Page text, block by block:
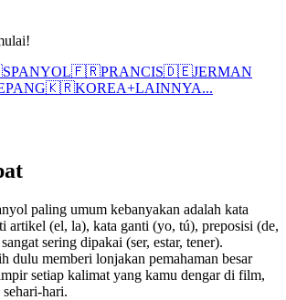
SPANYOL🇫🇷PRANCIS🇩🇪JERMAN
🇰🇷KOREA+LAINNYA...
paling umum kebanyakan adalah kata
artikel (el, la), kata ganti (yo, tú), preposisi (de,
sering dipakai (ser, estar, tener).
dulu memberi lonjakan pemahaman besar
setiap kalimat yang kamu dengar di film,
hari.